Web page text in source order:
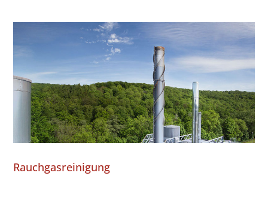
Rauchgasreinigung